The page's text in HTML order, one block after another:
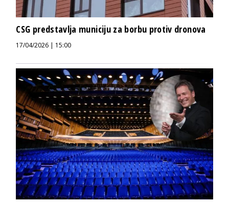
CSG predstavlja municiju za borbu protiv dronova
17/04/2026 | 15:00